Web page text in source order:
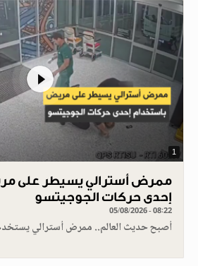
1
ممرض أسترالي يسيطر على
إحدى حركات الجوجيتسو
05/08/2026 - 08:22
أصبح حديث العالم.. ممرض أسترالي